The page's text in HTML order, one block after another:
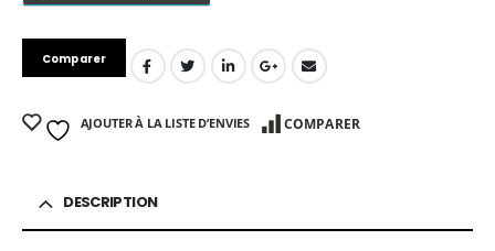
Comparer
AJOUTER À LA LISTE D’ENVIES COMPARER
DESCRIPTION